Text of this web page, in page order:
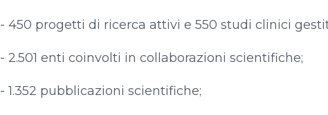
- 450 progetti di ricerca attivi e 550 studi clinici
- 2.501 enti coinvolti in collaborazioni scientifiche;
- 1.352 pubblicazioni scientifiche;